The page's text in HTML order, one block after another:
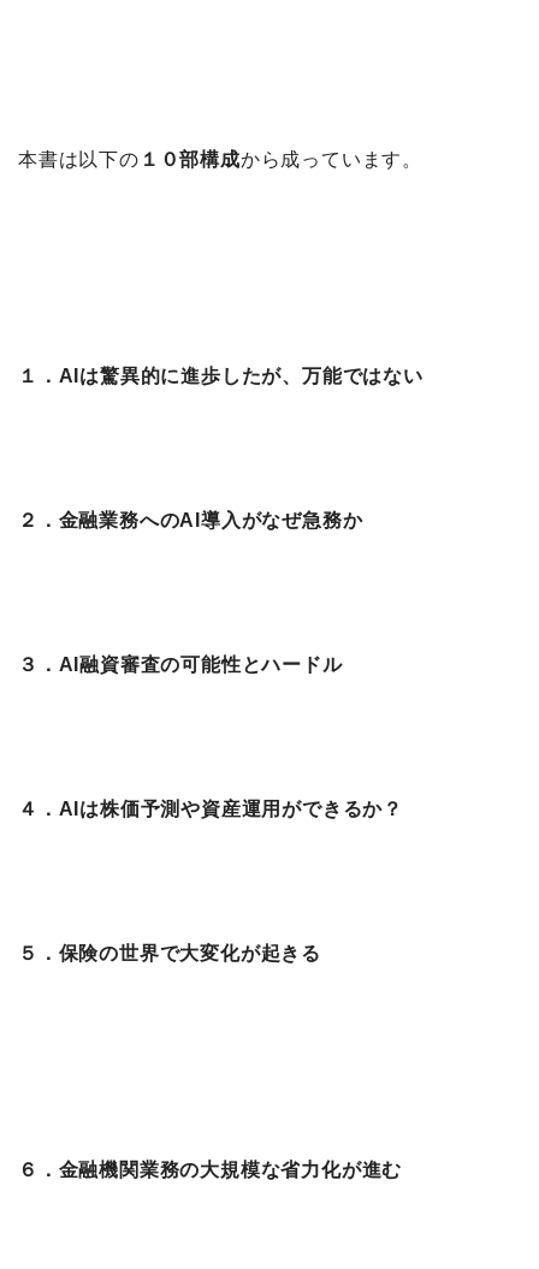
本書は以下の １０部構成から成っています。
１．AIは驚異的に進歩したが、万能ではない
２．金融業務へのAI導入がなぜ急務か
３．AI融資審査の可能性とハードル
４．AIは株価予測や資産運用ができるか？
５．保険の世界で大変化が起きる
６．金融機関業務の大規模な省力化が進む